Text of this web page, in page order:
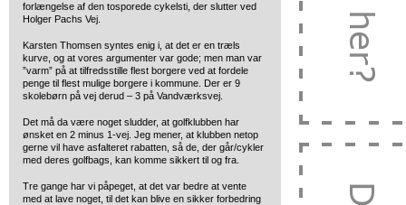
forlængelse af den tosporede cykelsti, der slutter ved
Holger Pachs Vej.
Karsten Thomsen syntes enig i, at det er en træls
kurve, og at vores argumenter var gode; men man var
”varm” på at tilfredsstille flest borgere ved at fordele
penge til flest mulige borgere i kommune. Der er 9
skolebørn på vej derud – 3 på Vandværksvej.
Det må da være noget sludder, at golfklubben har
ønsket en 2 minus 1-vej. Jeg mener, at klubben netop
gerne vil have asfalteret rabatten, så de, der går/cykler
med deres golfbags, kan komme sikkert til og fra.
Tre gange har vi påpeget, at det var bedre at vente
med at lave noget, til det kan blive en sikker forbedring